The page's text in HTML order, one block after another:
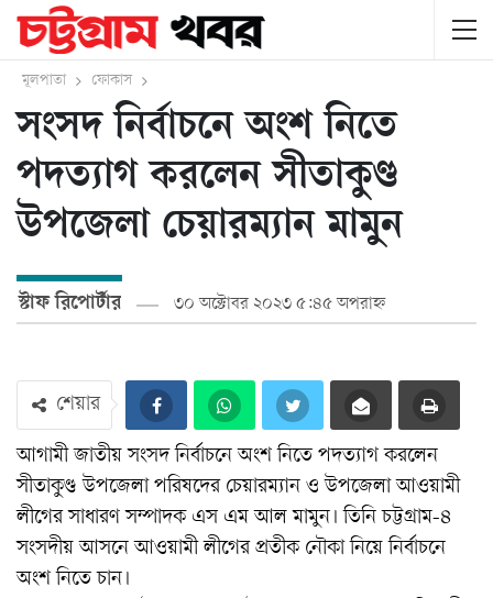
মূলপাতা ফোকাস
সংসদ নির্বাচনে অংশ নিতে
পদত্যাগ করলেন সীতাকুণ্ড
উপজেলা চেয়ারম্যান মামুন
স্টাফ রিপোর্টার ৩০ অক্টোবর ২০২৩ ৫:৪৫ অপরাহ্ন
শেয়ার
আগামী জাতীয় সংসদ নির্বাচনে অংশ নিতে পদত্যাগ করলেন
সীতাকুণ্ড উপজেলা পরিষদের চেয়ারম্যান ও উপজেলা আওয়ামী
লীগের সাধারণ সম্পাদক এস এম আল মামুন। তিনি চট্টগ্রাম-৪
সংসদীয় আসনে আওয়ামী লীগের প্রতীক নৌকা নিয়ে নির্বাচনে
অংশ নিতে চান।